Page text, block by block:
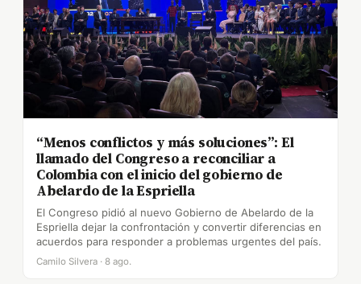
“Menos conflictos y más soluciones”: El
llamado del Congreso a reconciliar a
Colombia con el inicio del gobierno de
Abelardo de la Espriella
El Congreso pidió al nuevo Gobierno de Abelardo de la
Espriella dejar la confrontación y convertir diferencias en
acuerdos para responder a problemas urgentes del país.
Camilo Silvera · 8 ago.